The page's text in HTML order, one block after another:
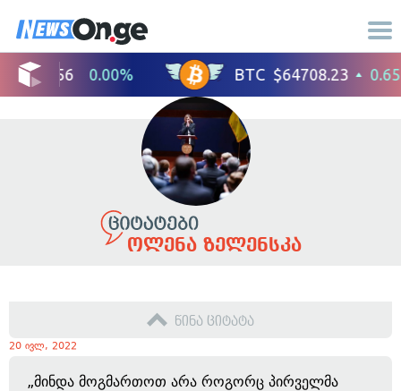
ოლენა ზელენსკა
წინა ციტატა
20 ივლ, 2022
„მინდა მოგმართოთ არა როგორც პირველმა